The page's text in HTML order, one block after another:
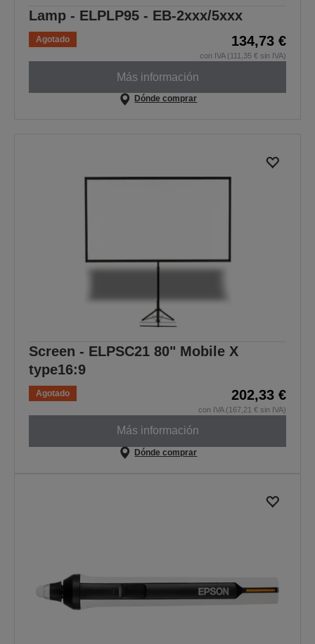
Lamp - ELPLP95 - EB-2xxx/5xxx
Agotado 134,73 €
con IVA (111,35 € sin IVA)
Más información
Dónde comprar
Screen - ELPSC21 80" Mobile X
type16:9
Agotado 202,33 €
con IVA (167,21 € sin IVA)
Más información
Dónde comprar